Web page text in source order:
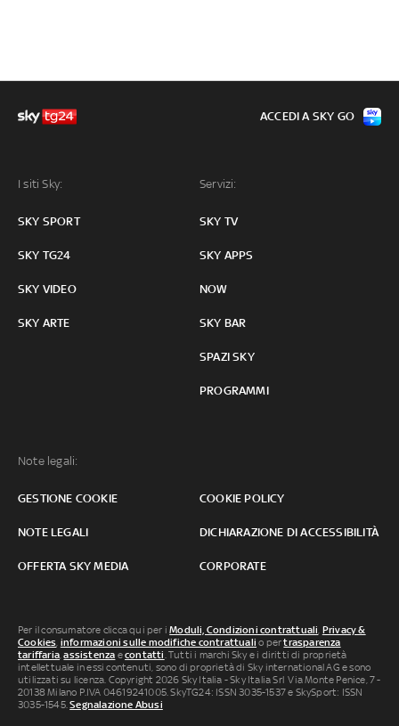
I siti Sky:
SKY SPORT
SKY TG24
SKY VIDEO
SKY ARTE
Servizi:
SKY TV
SKY APPS
NOW
SKY BAR
SPAZI SKY
PROGRAMMI
Note legali:
GESTIONE COOKIE COOKIE POLICY
NOTE LEGALI DICHIARAZIONE DI ACCESSIBILITÀ
OFFERTA SKY MEDIA CORPORATE
ACCEDI A SKY GO
Per il consumatore clicca qui per iModuli, Condizioni contrattuali, Privacy &
Cookies, informazioni sulle modifiche contrattuali o pertrasparenza
tariffaria,assistenza econtatti. Tutti i marchi Sky e i diritti di proprietà
intellettuale in essi contenuti, sono di proprietà di Sky international AG e sono
utilizzati su licenza. Copyright 2026 Sky Italia - Sky Italia Srl Via Monte Penice, 7 -
20138 Milano P.IVA 04619241005. SkyTG24: ISSN 3035-1537 e SkySport: ISSN
3035-1545.Segnalazione Abusi